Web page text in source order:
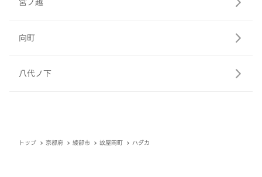
向町
八代ノ下
トップ 京都府 綾部市 故屋岡町 ハダカ